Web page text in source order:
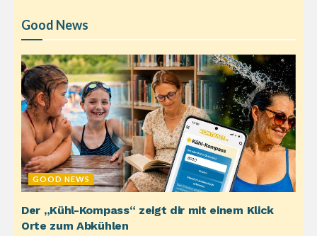
Good News
GOOD NEWS
Der „Kühl-Kompass“ zeigt dir mit einem Klick
Orte zum Abkühlen